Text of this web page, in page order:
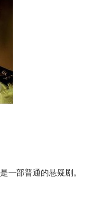
一部普通的悬疑剧。